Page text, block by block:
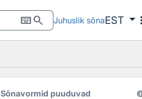
keyboardsearch Juhuslik sõnaEST
Sõnavormid puuduvad